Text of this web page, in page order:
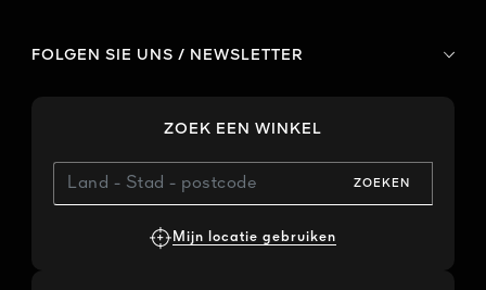
FOLGEN SIE UNS / NEWSLETTER
ZOEK EEN WINKEL
ZOEKEN
Mijn locatie gebruiken